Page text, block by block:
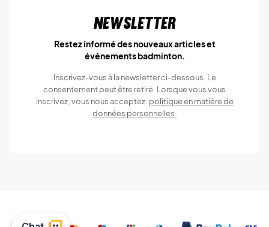
Newsletter
Restez informé des nouveaux articles et
événements badminton.
Inscrivez-vous à la newsletter ci-dessous. Le
consentement peut être retiré. Lorsque vous vous
inscrivez, vous nous acceptez. politique en matière de
données personnelles.